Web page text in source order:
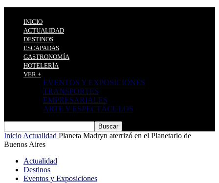
INICIO
ACTUALIDAD
DESTINOS
ESCAPADAS
GASTRONOMÍA
HOTELERÍA
VER +
EVENTOS Y EXPOSICIONES
TRANSPORTES
EMPRESARIALES
ARTE Y ESPECTÁCULOS
Inicio Actualidad Planeta Madryn aterrizó en el Planetario de
Buenos Aires
Actualidad
Destinos
Eventos y Exposiciones